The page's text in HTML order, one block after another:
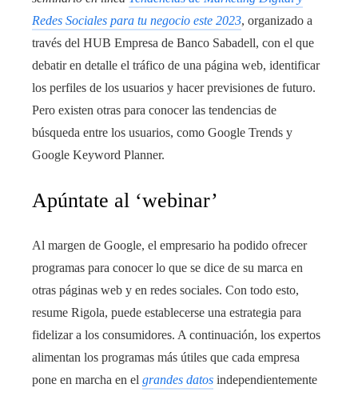
Redes Sociales para tu negocio este 2023, organizado a
través del HUB Empresa de Banco Sabadell, con el que
debatir en detalle el tráfico de una página web, identificar
los perfiles de los usuarios y hacer previsiones de futuro.
Pero existen otras para conocer las tendencias de
búsqueda entre los usuarios, como Google Trends y
Google Keyword Planner.
Apúntate al ‘webinar’
Al margen de Google, el empresario ha podido ofrecer
programas para conocer lo que se dice de su marca en
otras páginas web y en redes sociales. Con todo esto,
resume Rigola, puede establecerse una estrategia para
fidelizar a los consumidores. A continuación, los expertos
alimentan los programas más útiles que cada empresa
pone en marcha en el grandes datos independientemente